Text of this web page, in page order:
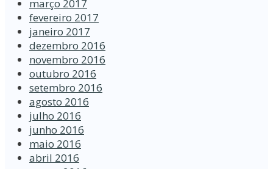
março 2017
fevereiro 2017
janeiro 2017
dezembro 2016
novembro 2016
outubro 2016
setembro 2016
agosto 2016
julho 2016
junho 2016
maio 2016
abril 2016